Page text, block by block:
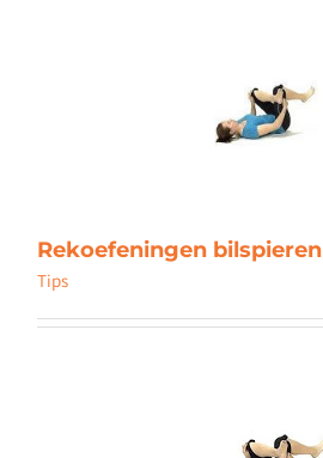
Rekoefeningen bilspieren
Tips